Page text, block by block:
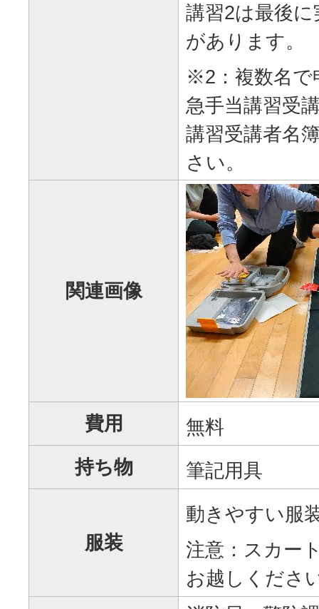
講習2は最後
があります。
※2：複数名で
急手当講習受
講習受講者名
さい。
関連画像
費用
無料
持ち物
筆記用具
服装
動きやすい服
注意：スカー
お越しくださ